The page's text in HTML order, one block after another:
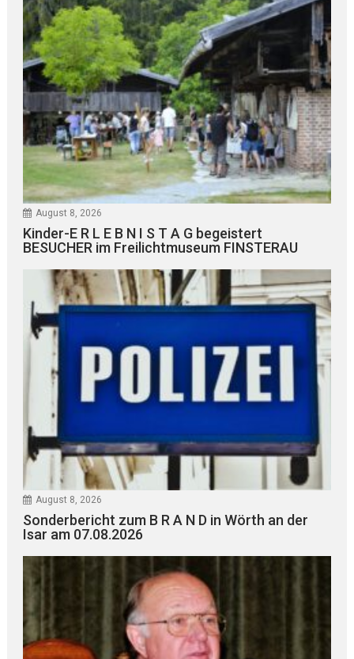
August 8, 2026
Kinder-E R L E B N I S T A G begeistert
BESUCHER im Freilichtmuseum FINSTERAU
August 8, 2026
Sonderbericht zum B R A N D in Wörth an der
Isar am 07.08.2026